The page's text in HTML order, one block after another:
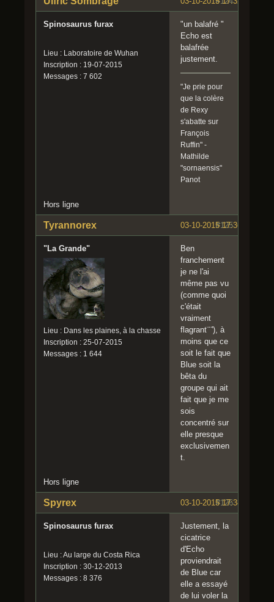
Spinosaurus furax
Lieu : Laboratoire de Wuhan
Inscription : 19-07-2015
Messages : 7 602
"un balafré "
Echo est
balafrée
justement.
"Je prie pour
que la colère
de Rexy
s'abatte sur
François
Ruffin" -
Mathilde
"sornaensis"
Panot
Hors ligne
#125
03-10-2015 17:36:02
Tyrannorex
"La Grande"
Lieu : Dans les plaines, à la chasse
Inscription : 25-07-2015
Messages : 1 644
Ben
franchement
je ne l'ai
même pas vu
(comme quoi
c'était
vraiment
flagrant¨¨'), à
moins que ce
soit le fait que
Blue soit la
bêta du
groupe qui ait
fait que je me
sois
concentré sur
elle presque
exclusivemen
t.
Hors ligne
#126
03-10-2015 17:38:22
Spyrex
Spinosaurus furax
Lieu : Au large du Costa Rica
Inscription : 30-12-2013
Messages : 8 376
Justement, la
cicatrice
d'Echo
proviendrait
de Blue car
elle a essayé
de lui voler la